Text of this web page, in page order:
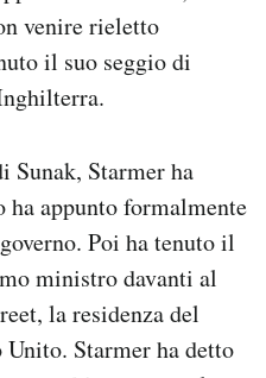
venire rieletto
il suo seggio di
Sunak, Starmer ha
appunto formalmente
Poi ha tenuto il
ministro davanti al
la residenza del
Starmer ha detto